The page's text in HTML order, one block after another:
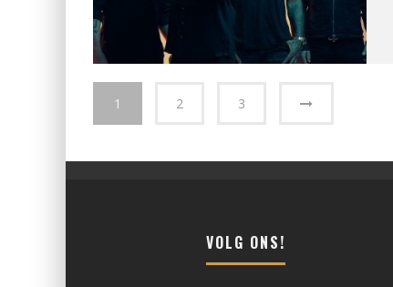
1 2 3
VOLG ONS!